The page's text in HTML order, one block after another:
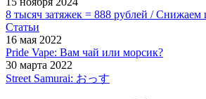
8 тысяч затяжек = 888 рублей / Снижаем
Статьи
16 мая 2022
Pride Vape: Вам чай или морсик?
30 марта 2022
Street Samurai: おっす